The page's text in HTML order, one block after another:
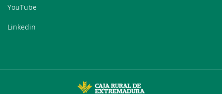
YouTube
Linkedin